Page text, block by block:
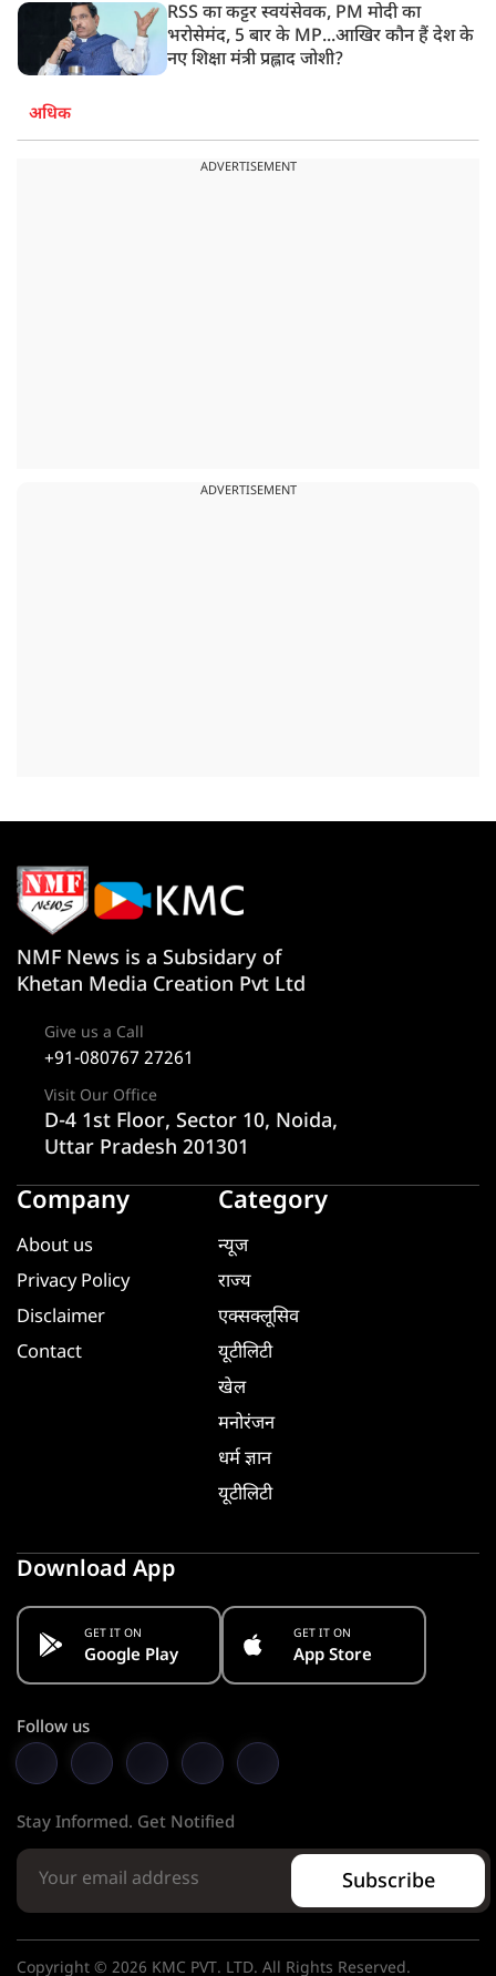
RSS का कट्टर स्वयंसेवक, PM मोदी का
भरोसेमंद, 5 बार के MP...आखिर कौन हैं देश के
नए शिक्षा मंत्री प्रह्लाद जोशी?
अधिक
ADVERTISEMENT
ADVERTISEMENT
NMF News is a Subsidary of
Khetan Media Creation Pvt Ltd
Give us a Call
+91-080767 27261
Visit Our Office
D-4 1st Floor, Sector 10, Noida,
Uttar Pradesh 201301
Company
About us
Privacy Policy
Disclaimer
Contact
Category
न्यूज
राज्य
एक्सक्लूसिव
यूटीलिटी
खेल
मनोरंजन
धर्म ज्ञान
यूटीलिटी
Download App
GET IT ON
Google Play
GET IT ON
App Store
Follow us
Stay Informed. Get Notified
Subscribe
Copyright © 2026 KMC PVT. LTD. All Rights Reserved.